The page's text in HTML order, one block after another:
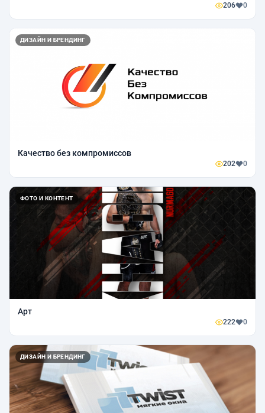
206 0
ДИЗАЙН И БРЕНДИНГ
Качество без компромиссов
202 0
ФОТО И КОНТЕНТ
Арт
222 0
ДИЗАЙН И БРЕНДИНГ